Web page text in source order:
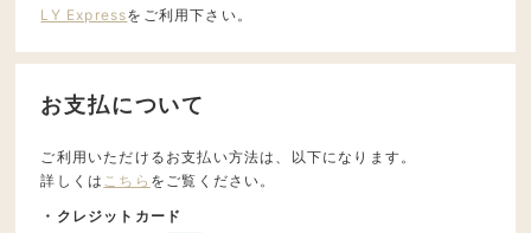
LY Expressをご利用下さい。
お支払について
ご利用いただけるお支払い方法は、以下になります。
詳しくは こちら をご覧ください。
・クレジットカード